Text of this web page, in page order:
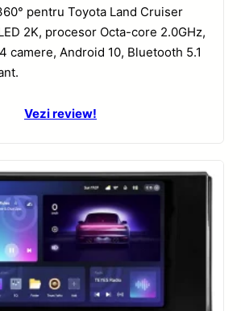
pentru Toyota Land Cruiser
2K, procesor Octa-core 2.0GHz,
camere, Android 10, Bluetooth 5.1
Vezi review!